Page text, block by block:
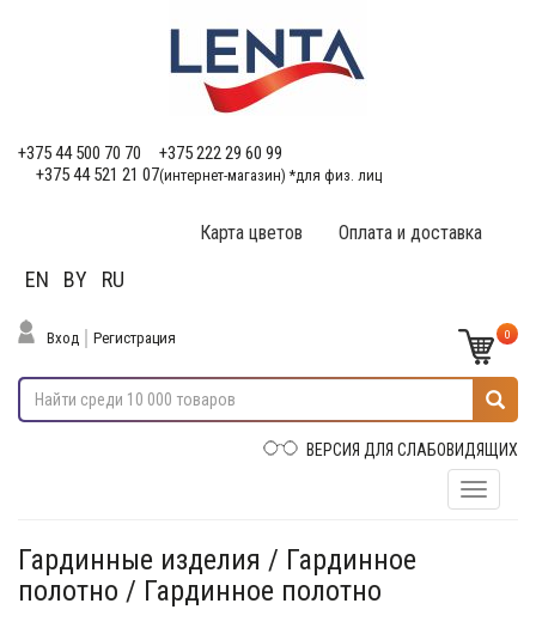
+375 44 500 70 70
+375 222 29 60 99
+375 44 521 21 07(интернет-магазин) *для физ. лиц
Оплата и доставка
Карта цветов
EN BY RU
Вход Регистрация 0
ВЕРСИЯ ДЛЯ СЛАБОВИДЯЩИХ
Гардинные изделия / Гардинное
полотно / Гардинное полотно